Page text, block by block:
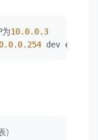
为10.0.0.3
.0.254 dev eth0